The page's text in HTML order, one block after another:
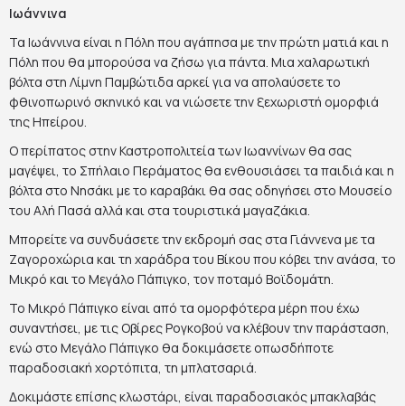
Ιωάννινα
Τα Ιωάννινα είναι η Πόλη που αγάπησα με την πρώτη ματιά και η
Πόλη που θα μπορούσα να ζήσω για πάντα. Μια χαλαρωτική
βόλτα στη Λίμνη Παμβώτιδα αρκεί για να απολαύσετε το
φθινοπωρινό σκηνικό και να νιώσετε την ξεχωριστή ομορφιά
της Ηπείρου.
Ο περίπατος στην Καστροπολιτεία των Ιωαννίνων θα σας
μαγέψει, το Σπήλαιο Περάματος θα ενθουσιάσει τα παιδιά και η
βόλτα στο Νησάκι με το καραβάκι θα σας οδηγήσει στο Μουσείο
του Αλή Πασά αλλά και στα τουριστικά μαγαζάκια.
Μπορείτε να συνδυάσετε την εκδρομή σας στα Γιάννενα με τα
Ζαγοροχώρια και τη χαράδρα του Βίκου που κόβει την ανάσα, το
Μικρό και το Μεγάλο Πάπιγκο, τον ποταμό Βοϊδομάτη.
Το Μικρό Πάπιγκο είναι από τα ομορφότερα μέρη που έχω
συναντήσει, με τις Οβίρες Ρογκοβού να κλέβουν την παράσταση,
ενώ στο Μεγάλο Πάπιγκο θα δοκιμάσετε οπωσδήποτε
παραδοσιακή χορτόπιτα, τη μπλατσαριά.
Δοκιμάστε επίσης κλωστάρι, είναι παραδοσιακός μπακλαβάς